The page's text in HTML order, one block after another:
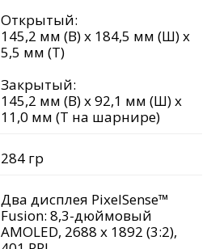
Открытый:
145,2 мм (В) x 184,5 мм (Ш) x
5,5 мм (Т)
Закрытый:
145,2 мм (В) x 92,1 мм (Ш) x
11,0 мм (Т на шарнире)
284 гр
Два дисплея PixelSense™
Fusion: 8,3-дюймовый
AMOLED, 2688 x 1892 (3:2),